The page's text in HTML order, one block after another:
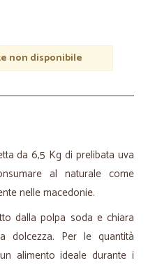
non disponibile
da 6,5 Kg di prelibata uva
al naturale come
nelle macedonie.
dalla polpa soda e chiara
dolcezza. Per le quantità
alimento ideale durante i